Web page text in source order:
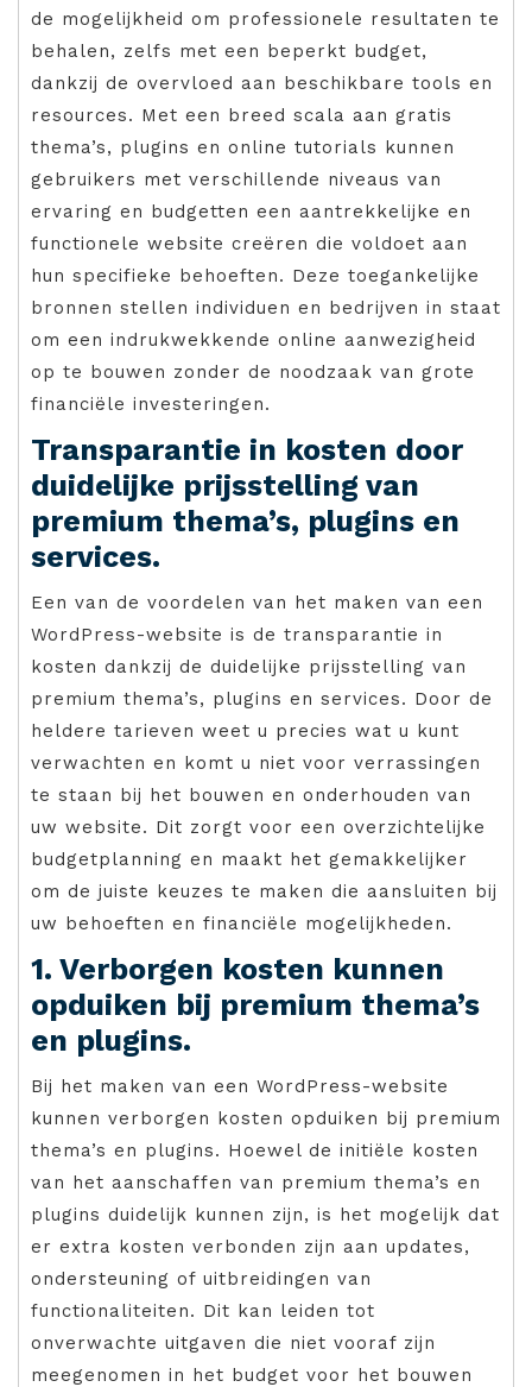
de mogelijkheid om professionele resultaten te
behalen, zelfs met een beperkt budget,
dankzij de overvloed aan beschikbare tools en
resources. Met een breed scala aan gratis
thema’s, plugins en online tutorials kunnen
gebruikers met verschillende niveaus van
ervaring en budgetten een aantrekkelijke en
functionele website creëren die voldoet aan
hun specifieke behoeften. Deze toegankelijke
bronnen stellen individuen en bedrijven in staat
om een indrukwekkende online aanwezigheid
op te bouwen zonder de noodzaak van grote
financiële investeringen.
Transparantie in kosten door
duidelijke prijsstelling van
premium thema’s, plugins en
services.
Een van de voordelen van het maken van een
WordPress-website is de transparantie in
kosten dankzij de duidelijke prijsstelling van
premium thema’s, plugins en services. Door de
heldere tarieven weet u precies wat u kunt
verwachten en komt u niet voor verrassingen
te staan bij het bouwen en onderhouden van
uw website. Dit zorgt voor een overzichtelijke
budgetplanning en maakt het gemakkelijker
om de juiste keuzes te maken die aansluiten bij
uw behoeften en financiële mogelijkheden.
1. Verborgen kosten kunnen
opduiken bij premium thema’s
en plugins.
Bij het maken van een WordPress-website
kunnen verborgen kosten opduiken bij premium
thema’s en plugins. Hoewel de initiële kosten
van het aanschaffen van premium thema’s en
plugins duidelijk kunnen zijn, is het mogelijk dat
er extra kosten verbonden zijn aan updates,
ondersteuning of uitbreidingen van
functionaliteiten. Dit kan leiden tot
onverwachte uitgaven die niet vooraf zijn
meegenomen in het budget voor het bouwen